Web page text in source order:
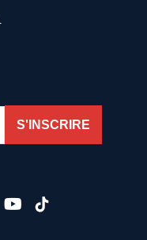
S'INSCRIRE